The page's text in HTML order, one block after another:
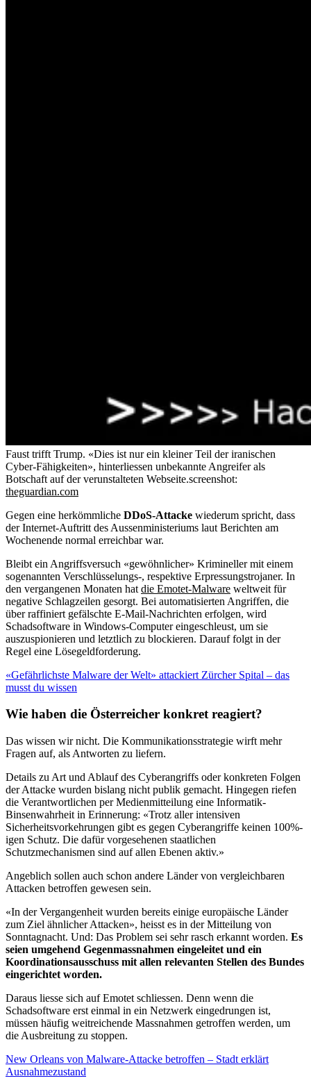
Faust trifft Trump. «Dies ist nur ein kleiner Teil der iranischen
Cyber-Fähigkeiten», hinterliessen unbekannte Angreifer als
Botschaft auf der verunstalteten Webseite.screenshot:
theguardian.com
Gegen eine herkömmliche DDoS-Attacke wiederum spricht, dass
der Internet-Auftritt des Aussenministeriums laut Berichten am
Wochenende normal erreichbar war.
Bleibt ein Angriffsversuch «gewöhnlicher» Krimineller mit einem
sogenannten Verschlüsselungs-, respektive Erpressungstrojaner. In
den vergangenen Monaten hat die Emotet-Malware weltweit für
negative Schlagzeilen gesorgt. Bei automatisierten Angriffen, die
über raffiniert gefälschte E-Mail-Nachrichten erfolgen, wird
Schadsoftware in Windows-Computer eingeschleust, um sie
auszuspionieren und letztlich zu blockieren. Darauf folgt in der
Regel eine Lösegeldforderung.
«Gefährlichste Malware der Welt» attackiert Zürcher Spital – das
musst du wissen
Wie haben die Österreicher konkret reagiert?
Das wissen wir nicht. Die Kommunikationsstrategie wirft mehr
Fragen auf, als Antworten zu liefern.
Details zu Art und Ablauf des Cyberangriffs oder konkreten Folgen
der Attacke wurden bislang nicht publik gemacht. Hingegen riefen
die Verantwortlichen per Medienmitteilung eine Informatik-
Binsenwahrheit in Erinnerung: «Trotz aller intensiven
Sicherheitsvorkehrungen gibt es gegen Cyberangriffe keinen 100%-
igen Schutz. Die dafür vorgesehenen staatlichen
Schutzmechanismen sind auf allen Ebenen aktiv.»
Angeblich sollen auch schon andere Länder von vergleichbaren
Attacken betroffen gewesen sein.
«In der Vergangenheit wurden bereits einige europäische Länder
zum Ziel ähnlicher Attacken», heisst es in der Mitteilung von
Sonntagnacht. Und: Das Problem sei sehr rasch erkannt worden. Es
seien umgehend Gegenmassnahmen eingeleitet und ein
Koordinationsausschuss mit allen relevanten Stellen des Bundes
eingerichtet worden.
Daraus liesse sich auf Emotet schliessen. Denn wenn die
Schadsoftware erst einmal in ein Netzwerk eingedrungen ist,
müssen häufig weitreichende Massnahmen getroffen werden, um
die Ausbreitung zu stoppen.
New Orleans von Malware-Attacke betroffen – Stadt erklärt
Ausnahmezustand